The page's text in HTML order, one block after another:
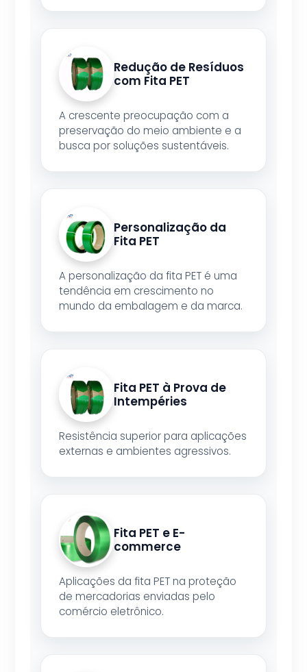
Redução de Resíduos
com Fita PET
A crescente preocupação com a
preservação do meio ambiente e a
busca por soluções sustentáveis.
Personalização da
Fita PET
A personalização da fita PET é uma
tendência em crescimento no
mundo da embalagem e da marca.
Fita PET à Prova de
Intempéries
Resistência superior para aplicações
externas e ambientes agressivos.
Fita PET e E-
commerce
Aplicações da fita PET na proteção
de mercadorias enviadas pelo
comércio eletrônico.